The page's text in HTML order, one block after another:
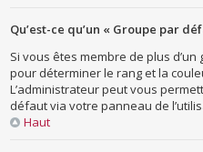
Qu’est-ce qu’un « Groupe par
Si vous êtes membre de plus
pour déterminer le rang et la
L’administrateur peut vous
défaut via votre panneau de
Haut